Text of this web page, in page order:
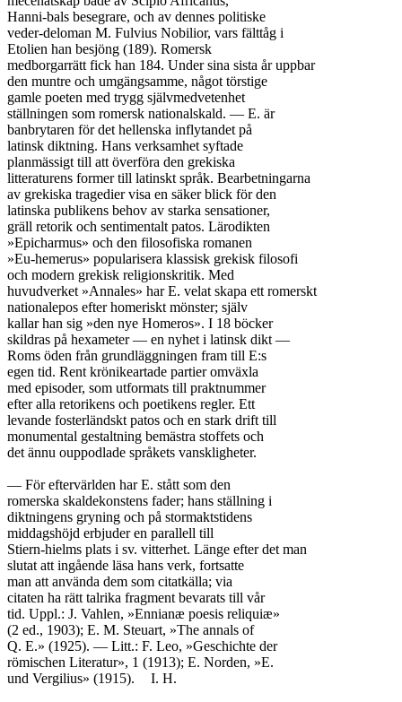
Hanni-bals besegrare, och av dennes politiske
veder-deloman M. Fulvius Nobilior, vars fälttåg i
Etolien han besjöng (189). Romersk
medborgarrätt fick han 184. Under sina sista år uppbar
den muntre och umgängsamme, något törstige
gamle poeten med trygg självmedvetenhet
ställningen som romersk nationalskald. — E. är
banbrytaren för det hellenska inflytandet på
latinsk diktning. Hans verksamhet syftade
planmässigt till att överföra den grekiska
litteraturens former till latinskt språk. Bearbetningarna
av grekiska tragedier visa en säker blick för den
latinska publikens behov av starka sensationer,
gräll retorik och sentimentalt patos. Lärodikten
»Epicharmus» och den filosofiska romanen
»Eu-hemerus» popularisera klassisk grekisk filosofi
och modern grekisk religionskritik. Med
huvudverket »Annales» har E. velat skapa ett romerskt
nationalepos efter homeriskt mönster; själv
kallar han sig »den nye Homeros». I 18 böcker
skildras på hexameter — en nyhet i latinsk dikt —
Roms öden från grundläggningen fram till E:s
egen tid. Rent krönikeartade partier omväxla
med episoder, som utformats till praktnummer
efter alla retorikens och poetikens regler. Ett
levande fosterländskt patos och en stark drift till
monumental gestaltning bemästra stoffets och
det ännu ouppodlade språkets vanskligheter.
— För eftervärlden har E. stått som den
romerska skaldekonstens fader; hans ställning i
diktningens gryning och på stormaktstidens
middagshöjd erbjuder en parallell till
Stiern-hielms plats i sv. vitterhet. Länge efter det man
slutat att ingående läsa hans verk, fortsatte
man att använda dem som citatkälla; via
citaten ha rätt talrika fragment bevarats till vår
tid. Uppl.: J. Vahlen, »Ennianæ poesis reliquiæ»
(2 ed., 1903); E. M. Steuart, »The annals of
Q. E.» (1925). — Litt.: F. Leo, »Geschichte der
römischen Literatur», 1 (1913); E. Norden, »E.
und Vergilius» (1915).	I. H.